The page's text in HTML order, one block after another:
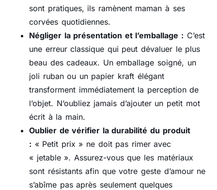
sont pratiques, ils ramènent maman à ses
corvées quotidiennes.
Négliger la présentation et l’emballage : C’est
une erreur classique qui peut dévaluer le plus
beau des cadeaux. Un emballage soigné, un
joli ruban ou un papier kraft élégant
transforment immédiatement la perception de
l’objet. N’oubliez jamais d’ajouter un petit mot
écrit à la main.
Oublier de vérifier la durabilité du produit
: « Petit prix » ne doit pas rimer avec
« jetable ». Assurez-vous que les matériaux
sont résistants afin que votre geste d’amour ne
s’abîme pas après seulement quelques